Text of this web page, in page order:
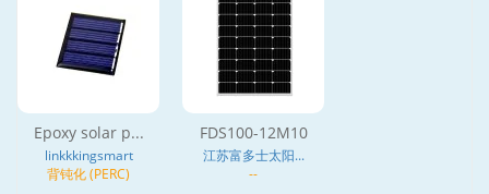
Epoxy solar p...
linkkkingsmart
背钝化 (PERC)
FDS100-12M10
江苏富多士太阳...
--